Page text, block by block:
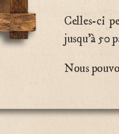
Celles-ci
jusqu’à 50
Nous